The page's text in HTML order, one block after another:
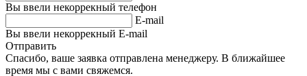
Вы ввели некоррекный телефон
E-mail
Вы ввели некоррекный E-mail
Отправить
Спасибо, ваше заявка отправлена менеджеру. В ближайшее
время мы с вами свяжемся.